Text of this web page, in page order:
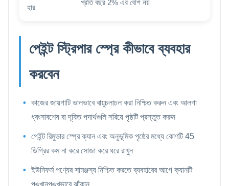
হার
প্রতি বছর 2% এর বেশি নয়
পেইন্ট স্ট্রিপার স্প্রে কীভাবে ব্যবহার
করবেন
কাজের জায়গাটি ভালভাবে বায়ুচলাচল করা নিশ্চিত করুন এবং আলগা
ধ্বংসাবশেষ বা দূষিত পদার্থগুলি সরিয়ে পৃষ্ঠটি প্রস্তুত করুন
পেইন্ট রিমুভার স্প্রে ক্যান এবং অনুভূমিক পৃষ্ঠের মধ্যে কোণটি 45
ডিগ্রির কম না করে সোজা করে ধরে রাখুন
ইউনিফর্ম পণ্যের সামঞ্জস্য নিশ্চিত করতে ব্যবহারের আগে ক্যানটি
পুঙ্খানুপুঙ্খভাবে ঝাঁকান